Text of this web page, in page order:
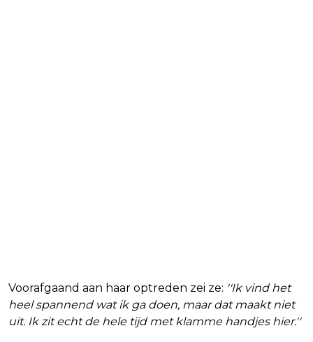
Voorafgaand aan haar optreden zei ze: ''Ik vind het
heel spannend wat ik ga doen, maar dat maakt niet
uit. Ik zit echt de hele tijd met klamme handjes hier.''